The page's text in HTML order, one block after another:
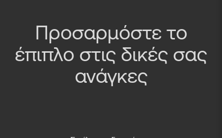
Προσαρμόστε το
έπιπλο στις δικές σας
ανάγκες